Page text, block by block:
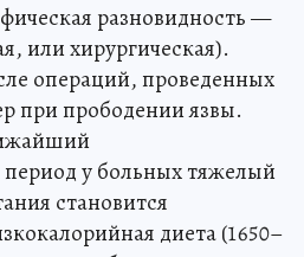
разновидность —
или хирургическая).
операций, проведенных
при прободении язвы.
у больных тяжелый
становится
диета (1650–